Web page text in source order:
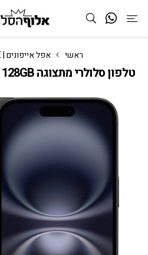
ראשי אפל אייפונים | Apple iPHONE
טלפון סלולרי מתצוגה Apple iPhone 16 128GB אפל